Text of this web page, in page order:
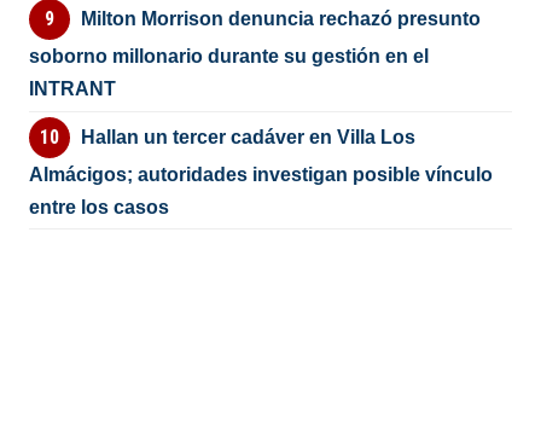
Milton Morrison denuncia rechazó presunto
soborno millonario durante su gestión en el
INTRANT
Hallan un tercer cadáver en Villa Los
Almácigos; autoridades investigan posible vínculo
entre los casos